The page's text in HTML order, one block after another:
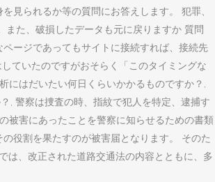
見られるか等の質問にお答えします。 犯罪、
た、破損したデータも元に戻りますか 質問
ージであってもサイトに接続すれば、接続先
ていたのですがおそらく「このタイミングな
はだいたい何日くらいかかるものですか？,
, 警察は捜査の時、指紋で犯人を特定、逮捕す
被害にあったことを警察に知らせるための書類
役割を果たすのが被害届となります。 そのた
は、改正された道路交通法の内容とともに、多